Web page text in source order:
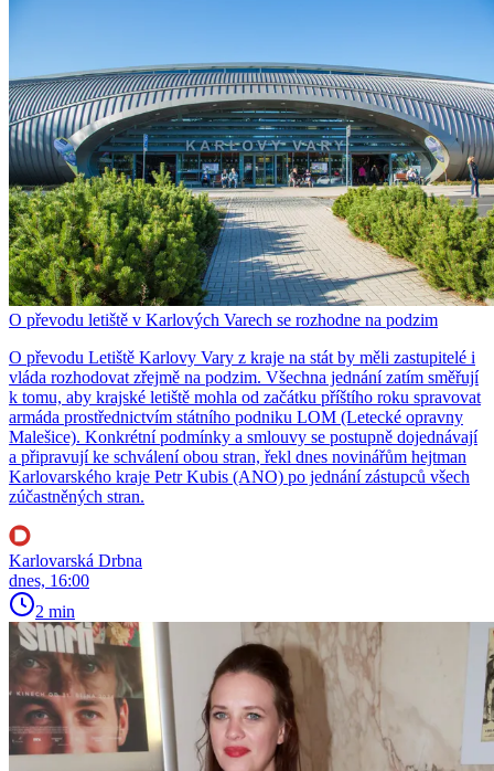
O převodu letiště v Karlových Varech se rozhodne na podzim
O převodu Letiště Karlovy Vary z kraje na stát by měli zastupitelé i
vláda rozhodovat zřejmě na podzim. Všechna jednání zatím směřují
k tomu, aby krajské letiště mohla od začátku příštího roku spravovat
armáda prostřednictvím státního podniku LOM (Letecké opravny
Malešice). Konkrétní podmínky a smlouvy se postupně dojednávají
a připravují ke schválení obou stran, řekl dnes novinářům hejtman
Karlovarského kraje Petr Kubis (ANO) po jednání zástupců všech
zúčastněných stran.
Karlovarská Drbna
dnes, 16:00
2 min